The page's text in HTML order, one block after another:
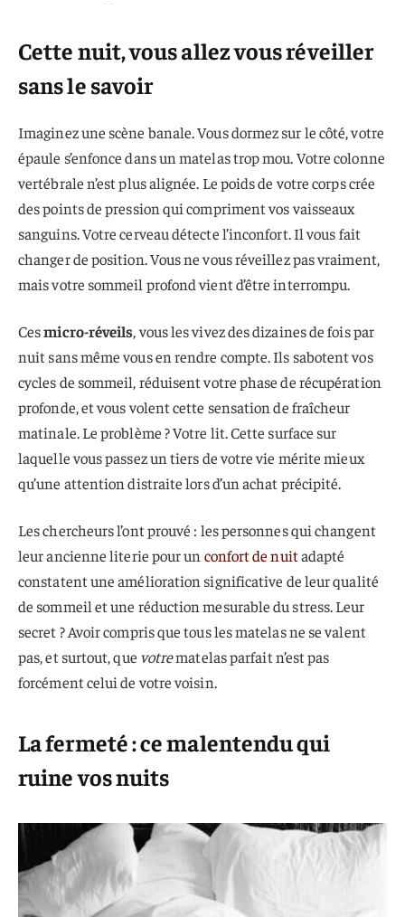
Cette nuit, vous allez vous réveiller
sans le savoir
Imaginez une scène banale. Vous dormez sur le côté, votre
épaule s’enfonce dans un matelas trop mou. Votre colonne
vertébrale n’est plus alignée. Le poids de votre corps crée
des points de pression qui compriment vos vaisseaux
sanguins. Votre cerveau détecte l’inconfort. Il vous fait
changer de position. Vous ne vous réveillez pas vraiment,
mais votre sommeil profond vient d’être interrompu.
Cesmicro-réveils, vous les vivez des dizaines de fois par
nuit sans même vous en rendre compte. Ils sabotent vos
cycles de sommeil, réduisent votre phase de récupération
profonde, et vous volent cette sensation de fraîcheur
matinale. Le problème ? Votre lit. Cette surface sur
laquelle vous passez un tiers de votre vie mérite mieux
qu’une attention distraite lors d’un achat précipité.
Les chercheurs l’ont prouvé : les personnes qui changent
leur ancienne literie pour un confort de nuitadapté
constatent une amélioration significative de leur qualité
de sommeil et une réduction mesurable du stress. Leur
secret ? Avoir compris que tous les matelas ne se valent
pas, et surtout, que votrematelas parfait n’est pas
forcément celui de votre voisin.
La fermeté : ce malentendu qui
ruine vos nuits